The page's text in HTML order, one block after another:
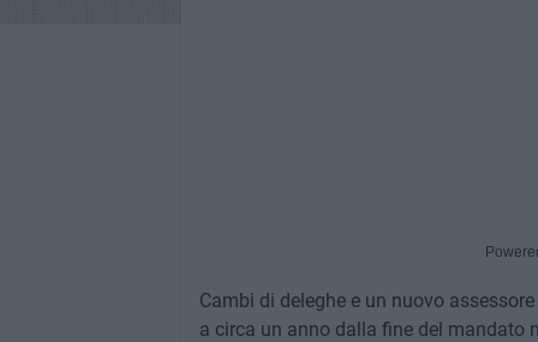
Cambi di deleghe e un nuovo
a circa un anno dalla fine del mandato